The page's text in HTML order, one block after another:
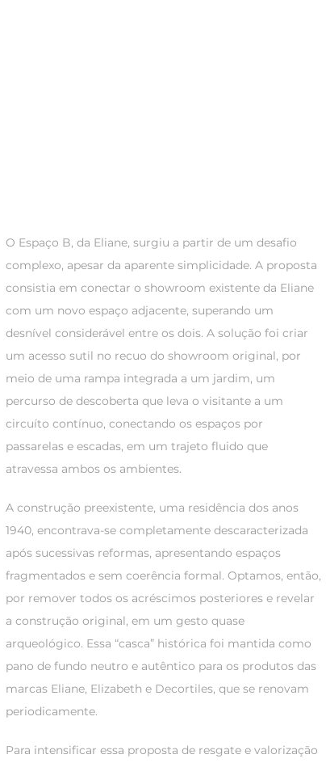
O Espaço B, da Eliane, surgiu a partir de um desafio
complexo, apesar da aparente simplicidade. A proposta
consistia em conectar o showroom existente da Eliane
com um novo espaço adjacente, superando um
desnível considerável entre os dois. A solução foi criar
um acesso sutil no recuo do showroom original, por
meio de uma rampa integrada a um jardim, um
percurso de descoberta que leva o visitante a um
circuíto contínuo, conectando os espaços por
passarelas e escadas, em um trajeto fluido que
atravessa ambos os ambientes.
A construção preexistente, uma residência dos anos
1940, encontrava-se completamente descaracterizada
após sucessivas reformas, apresentando espaços
fragmentados e sem coerência formal. Optamos, então,
por remover todos os acréscimos posteriores e revelar
a construção original, em um gesto quase
arqueológico. Essa “casca” histórica foi mantida como
pano de fundo neutro e autêntico para os produtos das
marcas Eliane, Elizabeth e Decortiles, que se renovam
periodicamente.
Para intensificar essa proposta de resgate e valorização